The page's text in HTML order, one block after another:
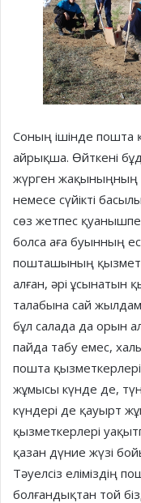
Соның ішінде пошта
айрықша. Өйткені
жүрген жақыныңның
немесе сүйікті
сөз жетпес
болса аға буынның
пошташының қызметі
алған, әрі ұсынатын
талабына сай
бұл салада да орын
пайда табу емес,
пошта
жұмысы күнде де,
күндері де қауырт
қызметкерлері
қазан дүние жүзі
Тәуелсіз еліміздің
болғандықтан той